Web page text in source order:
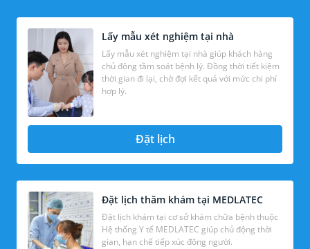
Lấy mẫu xét nghiệm tại nhà
Lấy mẫu xét nghiệm tại nhà giúp khách hàng
chủ động tầm soát bệnh lý. Đồng thời tiết kiệm
thời gian đi lại, chờ đợi kết quả với mức chi phí
hợp lý.
Đặt lịch
Đặt lịch thăm khám tại MEDLATEC
Đặt lịch khám tại cơ sở khám chữa bệnh thuộc
Hệ thống Y tế MEDLATEC giúp chủ động thời
gian, hạn chế tiếp xúc đông người.